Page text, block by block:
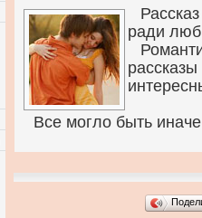
ради
Все могло быть